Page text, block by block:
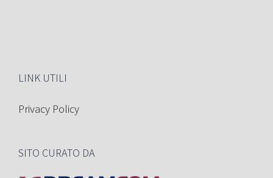
LINK UTILI
Privacy Policy
SITO CURATO DA